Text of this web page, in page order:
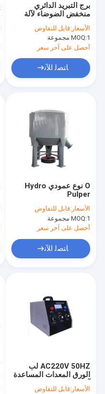
أشرطة فيديو
معلومات عنا
مراقبة الجودة
برج التبريد الدائري
منخفض الضوضاء لآلة
صب اللب
الأسعار:قابل للتفاوض
MOQ:1 مجموعة
أحصل على آخر سعر
ﺎﺘﺼﻟ ﺍﻶﻧ
O نوع عمودي Hydro
Pulper
الأسعار:قابل للتفاوض
MOQ:1 مجموعة
أحصل على آخر سعر
ﺎﺘﺼﻟ ﺍﻶﻧ
AC220V 50HZ لب
الورق المعدات المساعدة
آلة لحام البقعة
الأسعار:قابل للتفاوض